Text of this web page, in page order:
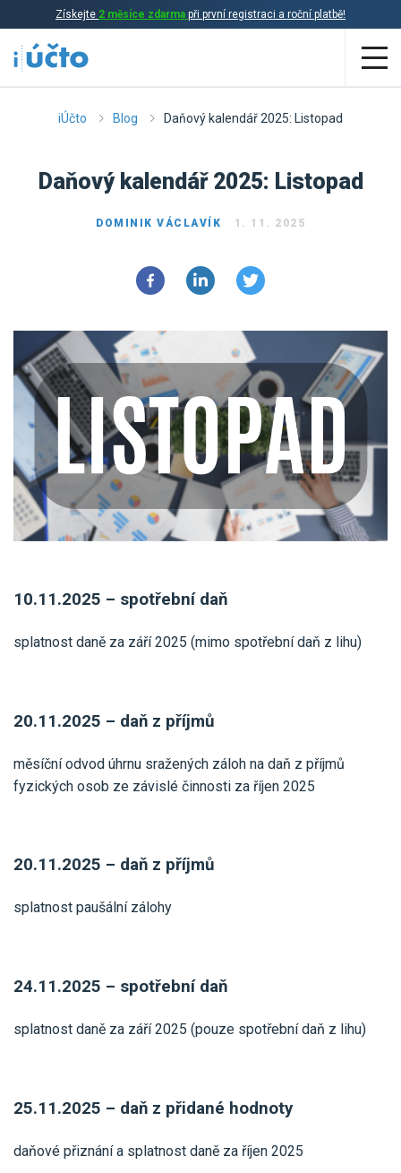
Získejte 2 měsíce zdarma při první registraci a roční platbě!
Aplikace
Přehled funkcí
Online daňová evidence
Online fakturace
Propojení s bankou
Účetní a manažerské reporty
Ceník a sklady
One Stop Shop (OSS)
Účetní služby
Pro uživatele iÚčto
Poptávka účetních služeb
Ceník účetních služeb
Pro koho je určené
Pro firmy
Pro živnostníky
Pro spolky
VYZKOUŠET ZDARMA PŘIHLÁSIT SE
iÚčto Blog Daňový kalendář 2025: Listopad
Daňový kalendář 2025: Listopad
DOMINIK VÁCLAVÍK 1. 11. 2025
10.11.2025 – spotřební daň
splatnost daně za září 2025 (mimo spotřební daň z lihu)
20.11.2025 – daň z příjmů
měsíční odvod úhrnu sražených záloh na daň z příjmů
fyzických osob ze závislé činnosti za říjen 2025
20.11.2025 – daň z příjmů
splatnost paušální zálohy
24.11.2025 – spotřební daň
splatnost daně za září 2025 (pouze spotřební daň z lihu)
25.11.2025 – daň z přidané hodnoty
daňové přiznání a splatnost daně za říjen 2025